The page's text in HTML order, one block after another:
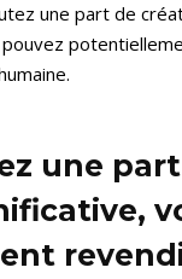
une part de
une